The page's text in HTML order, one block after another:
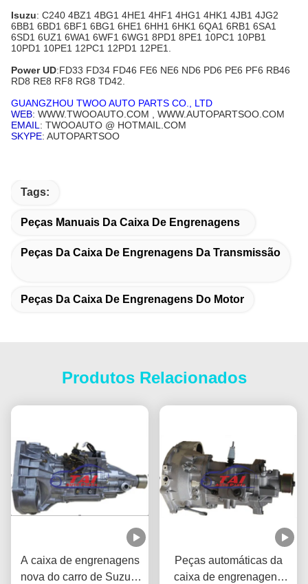
Isuzu: C240 4BZ1 4BG1 4HE1 4HF1 4HG1 4HK1 4JB1 4JG2
6BB1 6BD1 6BF1 6BG1 6HE1 6HH1 6HK1 6QA1 6RB1 6SA1
6SD1 6UZ1 6WA1 6WF1 6WG1 8PD1 8PE1 10PC1 10PB1
10PD1 10PE1 12PC1 12PD1 12PE1.
Power UD:FD33 FD34 FD46 FE6 NE6 ND6 PD6 PE6 PF6 RB46
RD8 RE8 RF8 RG8 TD42.
GUANGZHOU TWOO AUTO PARTS CO., LTD
WEB: WWW.TWOOAUTO.COM , WWW.AUTOPARTSOO.COM
EMAIL: TWOOAUTO @ HOTMAIL.COM
SKYPE: AUTOPARTSOO
Tags:
Peças Manuais Da Caixa De Engrenagens
Peças Da Caixa De Engrenagens Da Transmissão
Peças Da Caixa De Engrenagens Do Motor
Produtos Relacionados
A caixa de engrenagens
nova do carro de Suzuki
Peças automáticas da
caixa de engrenagens